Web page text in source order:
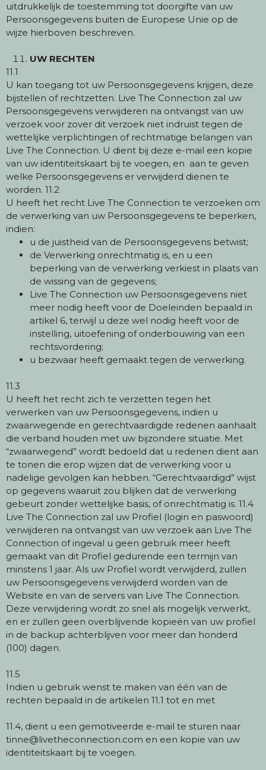
uitdrukkelijk de toestemming tot doorgifte van uw
Persoonsgegevens buiten de Europese Unie op de
wijze hierboven beschreven.
UW RECHTEN
11.1
U kan toegang tot uw Persoonsgegevens krijgen, deze
bijstellen of rechtzetten. Live The Connection zal uw
Persoonsgegevens verwijderen na ontvangst van uw
verzoek voor zover dit verzoek niet indruist tegen de
wettelijke verplichtingen of rechtmatige belangen van
Live The Connection. U dient bij deze e-mail een kopie
van uw identiteitskaart bij te voegen, en aan te geven
welke Persoonsgegevens er verwijderd dienen te
worden. 11.2
U heeft het recht Live The Connection te verzoeken om
de verwerking van uw Persoonsgegevens te beperken,
indien:
u de juistheid van de Persoonsgegevens betwist;
de Verwerking onrechtmatig is, en u een
beperking van de verwerking verkiest in plaats van
de wissing van de gegevens;
Live The Connection uw Persoonsgegevens niet
meer nodig heeft voor de Doeleinden bepaald in
artikel 6, terwijl u deze wel nodig heeft voor de
instelling, uitoefening of onderbouwing van een
rechtsvordering;
u bezwaar heeft gemaakt tegen de verwerking.
11.3
U heeft het recht zich te verzetten tegen het
verwerken van uw Persoonsgegevens, indien u
zwaarwegende en gerechtvaardigde redenen aanhaalt
die verband houden met uw bijzondere situatie. Met
“zwaarwegend” wordt bedoeld dat u redenen dient aan
te tonen die erop wijzen dat de verwerking voor u
nadelige gevolgen kan hebben. “Gerechtvaardigd” wijst
op gegevens waaruit zou blijken dat de verwerking
gebeurt zonder wettelijke basis, of onrechtmatig is. 11.4
Live The Connection zal uw Profiel (login en paswoord)
verwijderen na ontvangst van uw verzoek aan Live The
Connection of ingeval u geen gebruik meer heeft
gemaakt van dit Profiel gedurende een termijn van
minstens 1 jaar. Als uw Profiel wordt verwijderd, zullen
uw Persoonsgegevens verwijderd worden van de
Website en van de servers van Live The Connection.
Deze verwijdering wordt zo snel als mogelijk verwerkt,
en er zullen geen overblijvende kopieën van uw profiel
in de backup achterblijven voor meer dan honderd
(100) dagen.
11.5
Indien u gebruik wenst te maken van één van de
rechten bepaald in de artikelen 11.1 tot en met
11.4, dient u een gemotiveerde e-mail te sturen naar
tinne@livetheconnection.com en een kopie van uw
identiteitskaart bij te voegen.